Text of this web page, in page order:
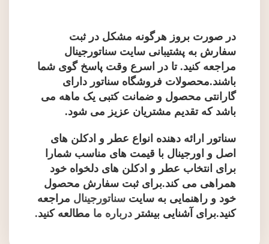
در صورت بروز هرگونه مشکل در ثبت
سفارش به پشتیبانی سایت سناتورجینال
مراجعه کنید. تا در اسرع وقت پاسخ گوی شما
باشند.محصولات فروشگاه سناتور دارای
گارانتی محصول و ضمانت کتبی یک ماهه می
باشد که تقدیم مشتریان عزیز می شود.
سناتور ارائه دهنده انواع عطر و ادکلن های
اصل و اورجینال با قیمت های مناسب شمارا
برای انتخاب عطر و ادکلن های دلخواه خود
همراهی می کند.برای ثبت سفارش محصول
خود و راهنمایی به سایت سناتورجینال مراجعه
کنید.برای آشنایی بیشتر درباره ما مطالعه کنید.